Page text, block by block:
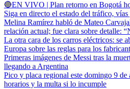
🔴EN VIVO | Plan retorno en Bogotá
Siga en directo el estado del tráfico,
Melina Ramírez habló de Mateo
relación actual; fue clara sobre detalle:
La otra cara de los carros eléctricos: se
Europa sobre las reglas para los
Primeras imágenes de Messi tras la
llegando a Argentina
Pico y placa regional este domingo 9 de
horarios y la multa si lo incumple